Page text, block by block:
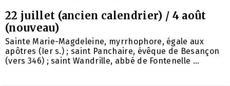
22 juillet (ancien calendrier) / 4 août
(nouveau)
Sainte Marie-Magdeleine, myrrhophore, égale aux
apôtres (Ier s.) ; saint Panchaire, évêque de Besançon
(vers 346) ; saint Wandrille, abbé de Fontenelle ...